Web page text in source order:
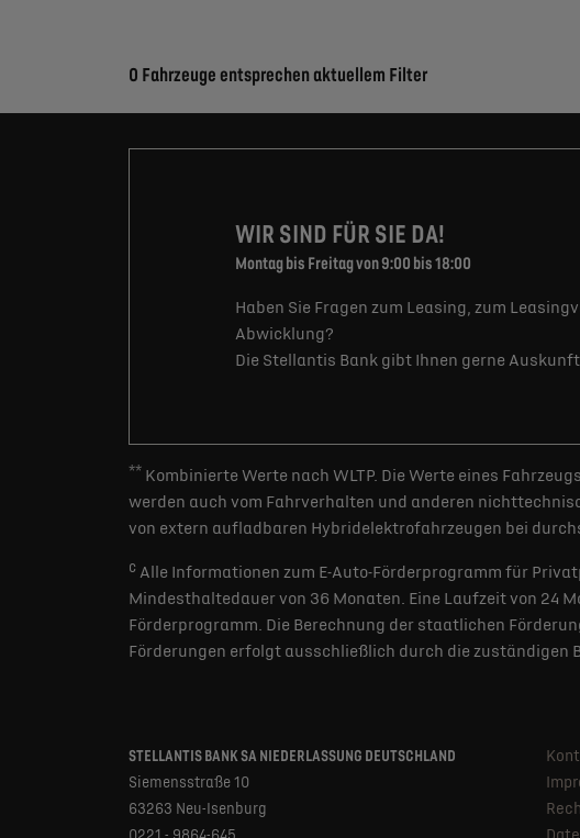
Suchergebnisse
0 Fahrzeuge entsprechen aktuellem Filter
WIR SIND FÜR SIE DA!
Montag bis Freitag von 9:00 bis 18:00
Haben Sie Fragen zum Leasing, zum
Abwicklung?
Die Stellantis Bank gibt Ihnen gerne
** Kombinierte Werte nach WLTP. Die Werte eines
werden auch vom Fahrverhalten und anderen
von extern aufladbaren Hybridelektrofahrzeugen bei
c Alle Informationen zum E-Auto-Förderprogramm für
Mindesthaltedauer von 36 Monaten. Eine Laufzeit von 24
Förderprogramm. Die Berechnung der staatlichen
Förderungen erfolgt ausschließlich durch die zuständigen
STELLANTIS BANK SA NIEDERLASSUNG DEUTSCHLAND
Siemensstraße 10
63263 Neu-Isenburg